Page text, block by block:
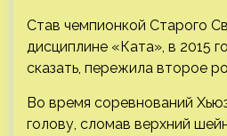
Став чемпионкой Старого
дисциплине «Ката», в 2015
сказать, пережила второе
Во время соревнований
голову, сломав верхний